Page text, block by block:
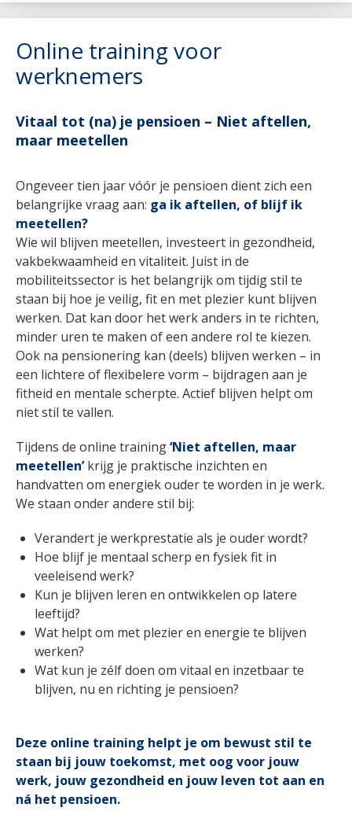
Online training voor
werknemers
Vitaal tot (na) je pensioen – Niet aftellen,
maar meetellen
Ongeveer tien jaar vóór je pensioen dient zich een
belangrijke vraag aan: ga ik aftellen, of blijf ik
meetellen?
Wie wil blijven meetellen, investeert in gezondheid,
vakbekwaamheid en vitaliteit. Juist in de
mobiliteitssector is het belangrijk om tijdig stil te
staan bij hoe je veilig, fit en met plezier kunt blijven
werken. Dat kan door het werk anders in te richten,
minder uren te maken of een andere rol te kiezen.
Ook na pensionering kan (deels) blijven werken – in
een lichtere of flexibelere vorm – bijdragen aan je
fitheid en mentale scherpte. Actief blijven helpt om
niet stil te vallen.
Tijdens de online training‘Niet aftellen, maar
meetellen’krijg je praktische inzichten en
handvatten om energiek ouder te worden in je werk.
We staan onder andere stil bij:
Verandert je werkprestatie als je ouder wordt?
Hoe blijf je mentaal scherp en fysiek fit in
veeleisend werk?
Kun je blijven leren en ontwikkelen op latere
leeftijd?
Wat helpt om met plezier en energie te blijven
werken?
Wat kun je zélf doen om vitaal en inzetbaar te
blijven, nu en richting je pensioen?
Deze online training helpt je om bewust stil te
staan bij jouw toekomst, met oog voor jouw
werk, jouw gezondheid en jouw leven tot aan en
ná het pensioen.